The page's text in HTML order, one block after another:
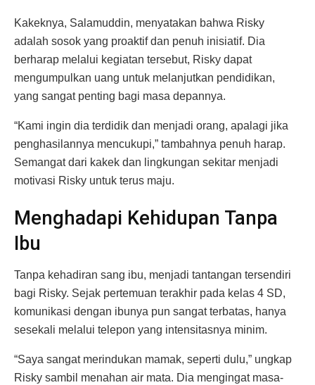
Kakeknya, Salamuddin, menyatakan bahwa Risky
adalah sosok yang proaktif dan penuh inisiatif. Dia
berharap melalui kegiatan tersebut, Risky dapat
mengumpulkan uang untuk melanjutkan pendidikan,
yang sangat penting bagi masa depannya.
“Kami ingin dia terdidik dan menjadi orang, apalagi jika
penghasilannya mencukupi,” tambahnya penuh harap.
Semangat dari kakek dan lingkungan sekitar menjadi
motivasi Risky untuk terus maju.
Menghadapi Kehidupan Tanpa
Ibu
Tanpa kehadiran sang ibu, menjadi tantangan tersendiri
bagi Risky. Sejak pertemuan terakhir pada kelas 4 SD,
komunikasi dengan ibunya pun sangat terbatas, hanya
sesekali melalui telepon yang intensitasnya minim.
“Saya sangat merindukan mamak, seperti dulu,” ungkap
Risky sambil menahan air mata. Dia mengingat masa-